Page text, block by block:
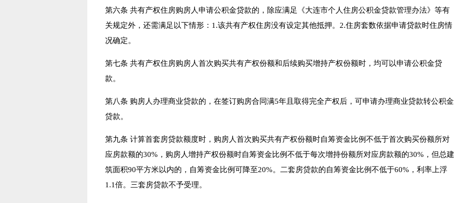
第六条 共有产权住房购房人申请公积金贷款的，除应满足《大连市个人住房公积金贷款管理办法》等有
关规定外，还需满足以下情形：1.该共有产权住房没有设定其他抵押。2.住房套数依据申请贷款时住房情
况确定。
第七条 共有产权住房购房人首次购买共有产权份额和后续购买增持产权份额时，均可以申请公积金贷
款。
第八条 购房人办理商业贷款的，在签订购房合同满5年且取得完全产权后，可申请办理商业贷款转公积金
贷款。
第九条 计算首套房贷款额度时，购房人首次购买共有产权份额时自筹资金比例不低于首次购买份额所对
应房款额的30%，购房人增持产权份额时自筹资金比例不低于每次增持份额所对应房款额的30%，但总建
筑面积90平方米以内的，自筹资金比例可降至20%。二套房贷款的自筹资金比例不低于60%，利率上浮
1.1倍。三套房贷款不予受理。